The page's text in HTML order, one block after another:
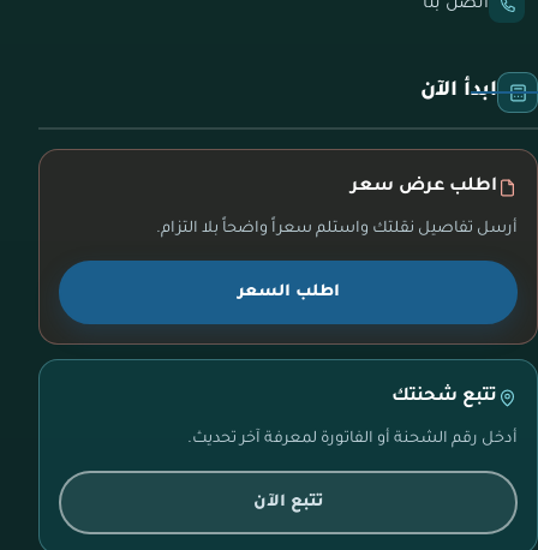
اتصل بنا
ابدأ الآن
اطلب عرض سعر
أرسل تفاصيل نقلتك واستلم سعراً واضحاً بلا التزام.
اطلب السعر
تتبع شحنتك
أدخل رقم الشحنة أو الفاتورة لمعرفة آخر تحديث.
تتبع الآن